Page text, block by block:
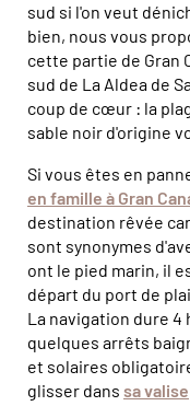
sud si l'on veut
bien, nous vous
cette partie de Gran
sud de La Aldea de
coup de cœur : la
sable noir d'origine
Si vous êtes en
en famille à Gran
destination rêvée
sont synonymes
ont le pied marin, il
départ du port de
La navigation dure
quelques arrêts
et solaires
glisser dans sa valise